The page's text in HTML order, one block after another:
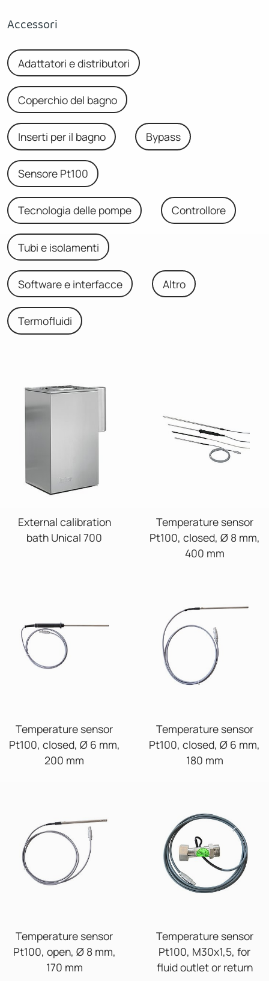
Accessori
Adattatori e distributori
Coperchio del bagno
Inserti per il bagno Bypass
Sensore Pt100
Tecnologia delle pompe Controllore
Tubi e isolamenti
Software e interfacce Altro
Termofluidi
External calibration
bath Unical 700
Temperature sensor
Pt100, closed, Ø 8 mm,
400 mm
Temperature sensor
Pt100, closed, Ø 6 mm,
200 mm
Temperature sensor
Pt100, closed, Ø 6 mm,
180 mm
Temperature sensor
Pt100, open, Ø 8 mm,
170 mm
Temperature sensor
Pt100, M30x1,5, for
fluid outlet or return